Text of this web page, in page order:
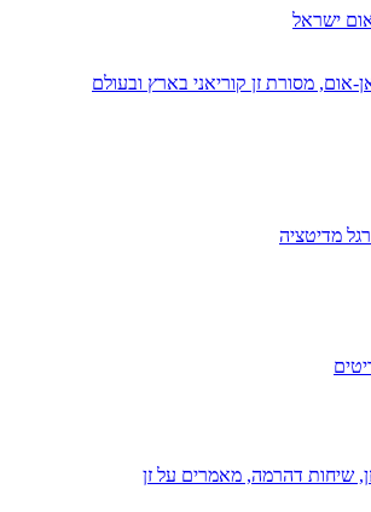
אום, מסורת זן קוריאני בארץ ובעולם
מדיטציה
זן, שיחות דהרמה, מאמרים על זן